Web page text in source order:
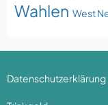
Wahlen West
Datenschutzerklärung